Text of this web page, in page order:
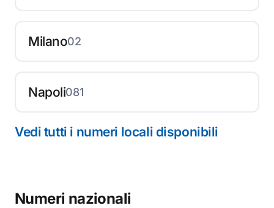
Milano02
Napoli081
Vedi tutti i numeri locali disponibili
Numeri nazionali